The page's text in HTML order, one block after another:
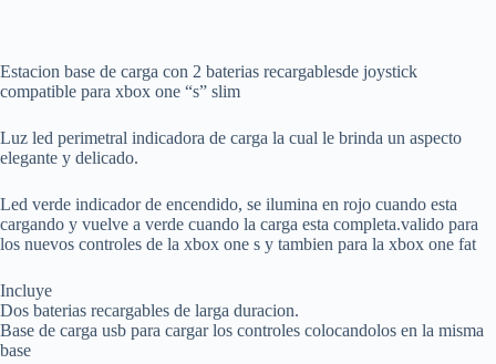
Estacion base de carga con 2 baterias recargablesde joystick
compatible para xbox one “s” slim
Luz led perimetral indicadora de carga la cual le brinda un aspecto
elegante y delicado.
Led verde indicador de encendido, se ilumina en rojo cuando esta
cargando y vuelve a verde cuando la carga esta completa.valido para
los nuevos controles de la xbox one s y tambien para la xbox one fat
Incluye
Dos baterias recargables de larga duracion.
Base de carga usb para cargar los controles colocandolos en la misma
base